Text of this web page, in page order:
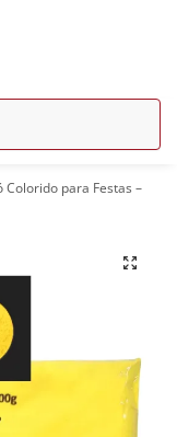
Colorido para Festas –